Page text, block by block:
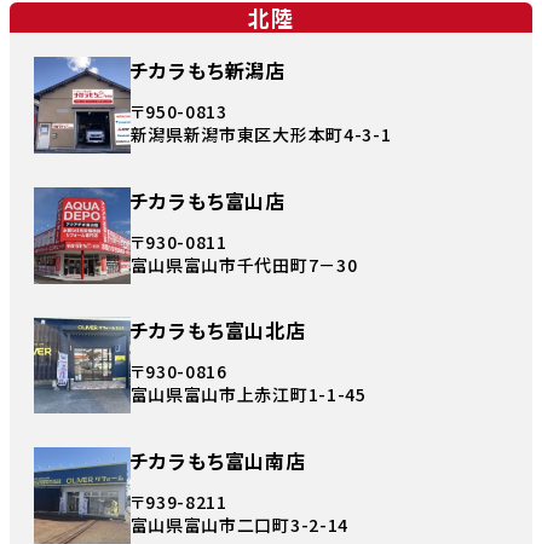
北陸
チカラもち新潟店
〒950-0813
新潟県新潟市東区大形本町4-3-1
チカラもち富山店
〒930-0811
富山県富山市千代田町7－30
チカラもち富山北店
〒930-0816
富山県富山市上赤江町1-1-45
チカラもち富山南店
〒939-8211
富山県富山市二口町3-2-14